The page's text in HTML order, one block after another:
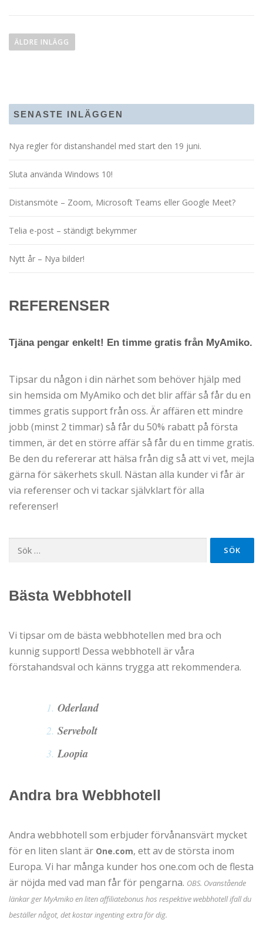
n
g
s
n
v
i
e
r
g
ÄLDRE INLÄGG
SENASTE INLÄGGEN
Nya regler för distanshandel med start den 19 juni.
Sluta använda Windows 10!
Distansmöte – Zoom, Microsoft Teams eller Google Meet?
Telia e-post – ständigt bekymmer
Nytt år – Nya bilder!
REFERENSER
Tjäna pengar enkelt! En timme gratis från MyAmiko.
Tipsar du någon i din närhet som behöver hjälp med
sin hemsida om MyAmiko och det blir affär så får du en
timmes gratis support från oss. Är affären ett mindre
jobb (minst 2 timmar) så får du 50% rabatt på första
timmen, är det en större affär så får du en timme gratis.
Be den du refererar att hälsa från dig så att vi vet, mejla
gärna för säkerhets skull. Nästan alla kunder vi får är
via referenser och vi tackar självklart för alla
referenser!
Sök
Bästa Webbhotell
Vi tipsar om de bästa webbhotellen med bra och
kunnig support! Dessa webbhotell är våra
förstahandsval och känns trygga att rekommendera.
Oderland
Servebolt
Loopia
Andra bra Webbhotell
Andra webbhotell som erbjuder förvånansvärt mycket
för en liten slant är One.com, ett av de största inom
Europa. Vi har många kunder hos one.com och de flesta
är nöjda med vad man får för pengarna. OBS. Ovanstående
länkar ger MyAmiko en liten affiliatebonus hos respektive webbhotell ifall du
beställer något, det kostar ingenting extra för dig.